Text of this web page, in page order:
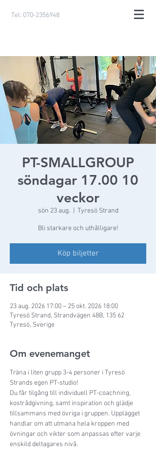
Tel: 070-2356948
PT-SMALLGROUP
söndagar 17.00 10
veckor
sön 23 aug. Tyresö Strand
Bli starkare och uthålligare!
Köp biljetter
Tid och plats
23 aug. 2026 17:00 – 25 okt. 2026 18:00
Tyresö Strand, Strandvägen 48B, 135 62
Tyresö, Sverige
Om evenemanget
Träna i liten grupp 3-4 personer i Tyresö
Strands egen PT-studio!
Du får tilgång till individuell PT-coachning,
kostrådgivning, samt inspiration och glädje
tillsammans med övriga i gruppen. Upplägget
handlar om att utmana hela kroppen med
övningar och vikter som anpassas efter varje
enskild deltagares nivå.